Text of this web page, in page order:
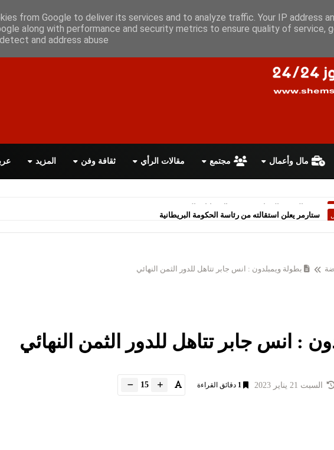
اتفاقية الاستخدام أعلن معانا اتصل بنا اقرأ الصحيفة PDF
مال وأعمال مجتمع مقالات الرأي ثقافة وفن المزيد
ستارمر يعلن استقالته من رئاسة الحكومة البريطانية
بطولة ويمبلدون : انس جابر تتاهل للدور الثمن النهائي
: انس جابر تتاهل للدور الثمن النهائي
السبت 21 يناير 2023 1 دقائق القراءة 15
from Google to deliver its services and to analyze traffic. Your IP address
along with performance and security metrics to ensure quality of service,
and address abuse.